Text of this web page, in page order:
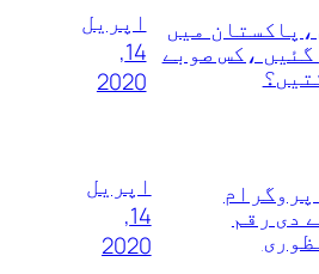
میں
100 ہو گئیں ،کس صوبے
اپریل
14,
2020
دی رقم
اپریل
14,
2020